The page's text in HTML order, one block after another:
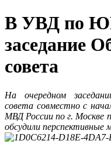
В УВД по
заседание
совета
На очередном
совета совместно с
МВД России по г. Москве
обсудили перспективные